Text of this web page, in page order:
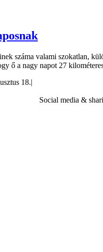
száma valami szokatlan,
ő a nagy napot 27
18.|
Social media &